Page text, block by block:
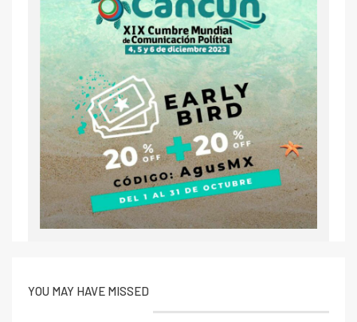
YOU MAY HAVE MISSED